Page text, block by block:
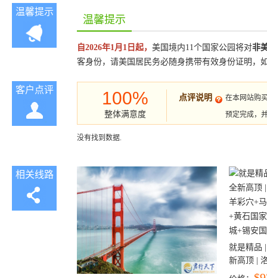
温馨提示
温馨提示
自2026年1月1日起， 美国境内11个国家公园将对非
客身份，请美国居民务必随身携带有效身份证明，
客户点评 100%
整体满意度
点评说明
在本网站购
预定完成，
没有找到数据.
相关线路
就是精品
新高顶 |
彩穴+马